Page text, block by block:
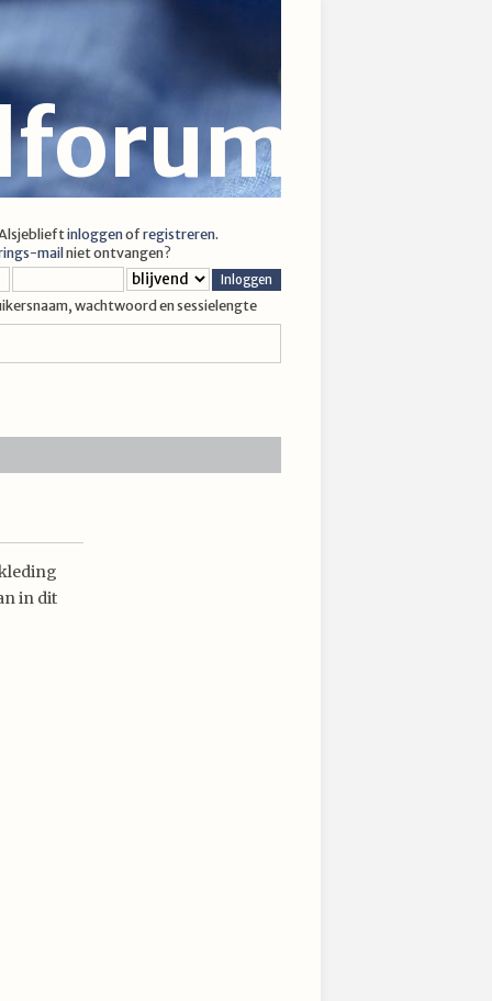
inloggenofregistreren.
mail niet ontvangen?
wachtwoord en sessielengte
in dit